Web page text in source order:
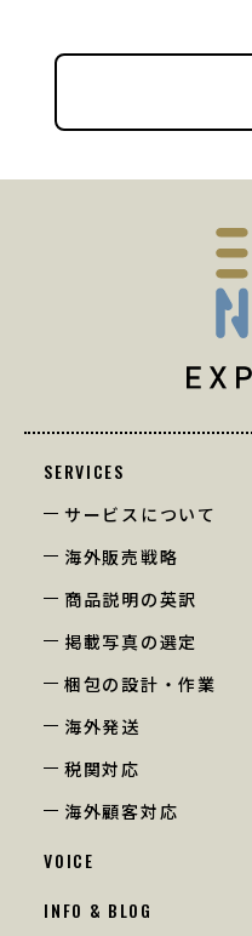
SERVICES
サービスについて
海外販売戦略
商品説明の英訳
掲載写真の選定
梱包の設計・作業
海外発送
税関対応
海外顧客対応
VOICE
INFO & BLOG